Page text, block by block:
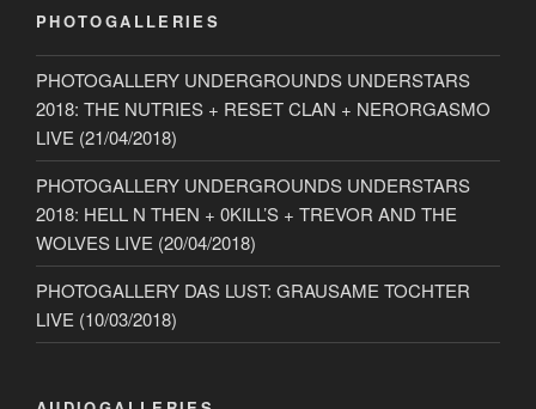
PHOTOGALLERIES
PHOTOGALLERY UNDERGROUNDS UNDERSTARS
2018: THE NUTRIES + RESET CLAN + NERORGASMO
LIVE (21/04/2018)
PHOTOGALLERY UNDERGROUNDS UNDERSTARS
2018: HELL N THEN + 0KILL’S + TREVOR AND THE
WOLVES LIVE (20/04/2018)
PHOTOGALLERY DAS LUST: GRAUSAME TOCHTER
LIVE (10/03/2018)